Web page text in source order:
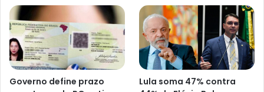
Governo define prazo
Lula soma 47% contra